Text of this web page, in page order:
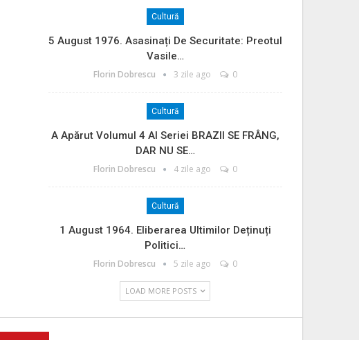
Cultură
5 August 1976. Asasinați De Securitate: Preotul
Vasile…
Florin Dobrescu 3 zile ago 0
Cultură
A Apărut Volumul 4 Al Seriei BRAZII SE FRÂNG,
DAR NU SE…
Florin Dobrescu 4 zile ago 0
Cultură
1 August 1964. Eliberarea Ultimilor Deținuți
Politici…
Florin Dobrescu 5 zile ago 0
LOAD MORE POSTS